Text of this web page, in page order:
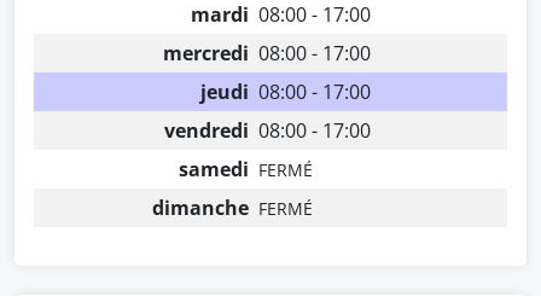
mardi 08:00 - 17:00
mercredi 08:00 - 17:00
jeudi 08:00 - 17:00
vendredi 08:00 - 17:00
samedi FERMÉ
dimanche FERMÉ